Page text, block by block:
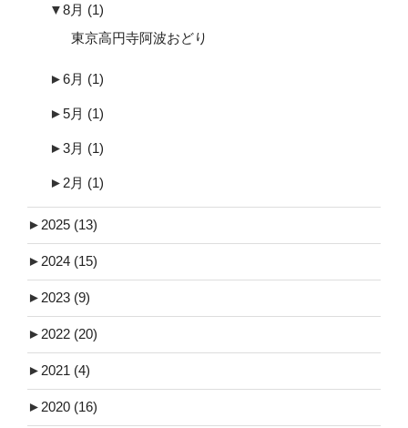
▼8月 (1)
東京高円寺阿波おどり
►6月 (1)
►5月 (1)
►3月 (1)
► 2月 (1)
► 2025 (13)
► 2024 (15)
► 2023 (9)
► 2022 (20)
► 2021 (4)
► 2020 (16)